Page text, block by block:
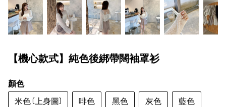
【機心款式】純色後綁帶闊袖罩衫
顏色
米色 (上身圖)
啡色 黑色 灰色 藍色